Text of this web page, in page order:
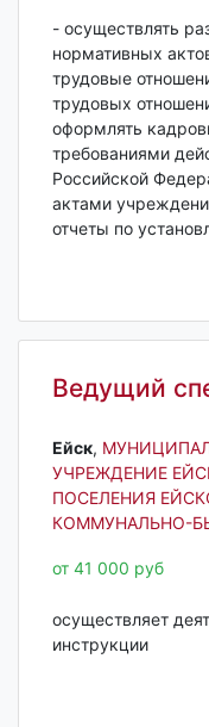
- осуществлять
нормативных
трудовые
трудовых
оформлять
требованиями
Российской
актами
отчеты по
Ведущий
Ейск‎,
УЧРЕЖДЕНИЕ
ПОСЕЛЕНИЯ
КОММУНАЛЬНО-
от 41 000 руб
осуществляет
инструкции